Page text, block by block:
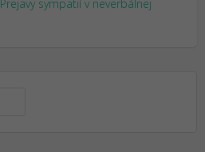
Prejavy sympatií v neverbálnej